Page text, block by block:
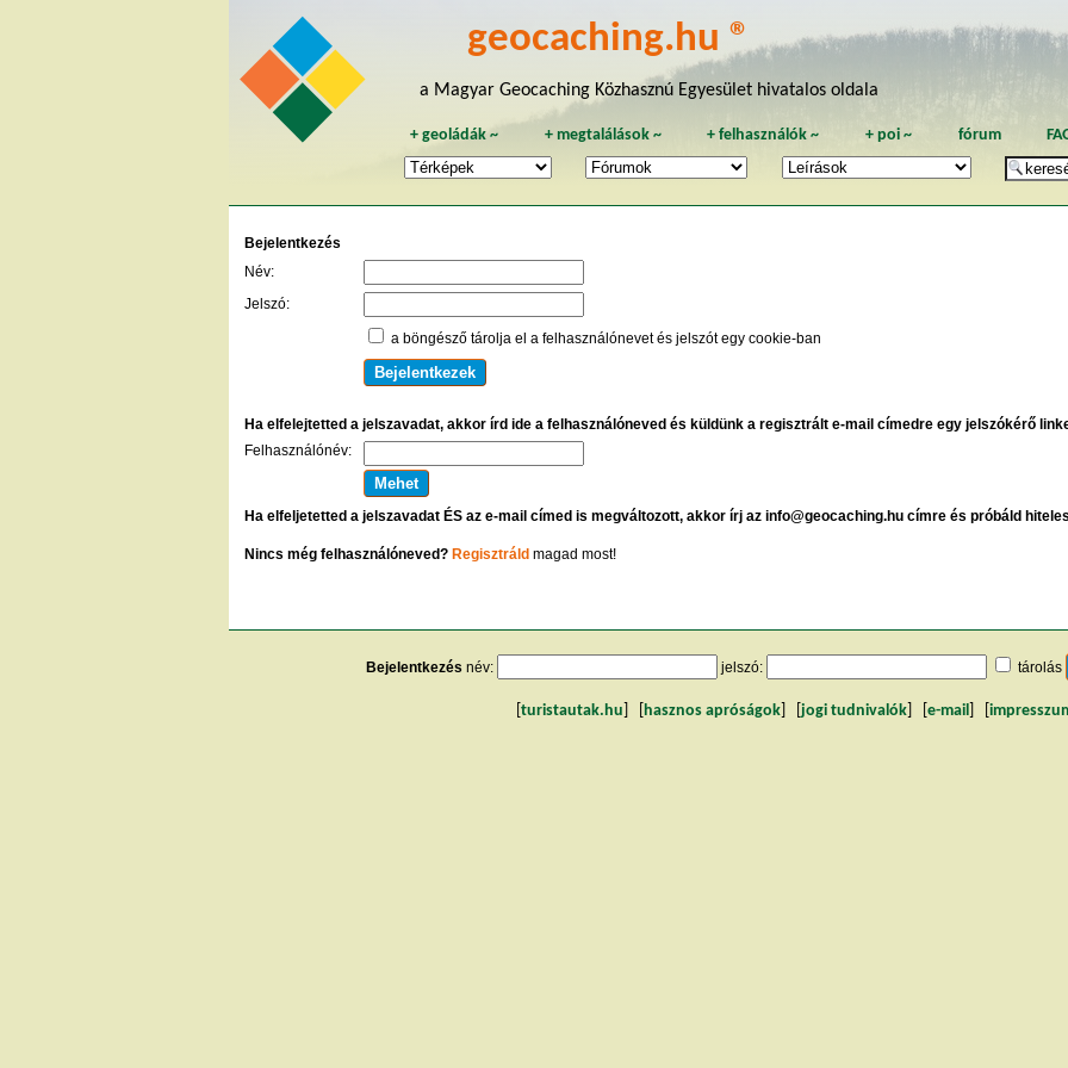
geocaching.hu ®
a Magyar Geocaching Közhasznú Egyesület hivatalos oldala
+geoládák ~ + megtalálások~ +felhasználók ~ + poi~ fórum
Bejelentkezés
Név:
Jelszó:
a böngésző tárolja el a felhasználónevet és jelszót egy cookie-ban
Ha elfelejtetted a jelszavadat, akkor írd ide a felhasználóneved és küldünk a regisztrált e-mail címedre egy jelszókérő
Felhasználónév:
Ha elfeljetetted a jelszavadat ÉS az e-mail címed is megváltozott, akkor írj az info@geocaching.hu címre és próbáld
Nincs még felhasználóneved? Regisztráld magad most!
Bejelentkezés név: jelszó: tárolás
turistautak.hu hasznos apróságok jogi tudnivalók e-mail